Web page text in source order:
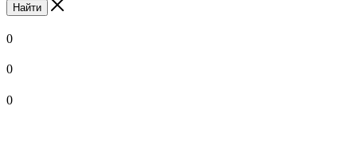
Найти
0
0
0